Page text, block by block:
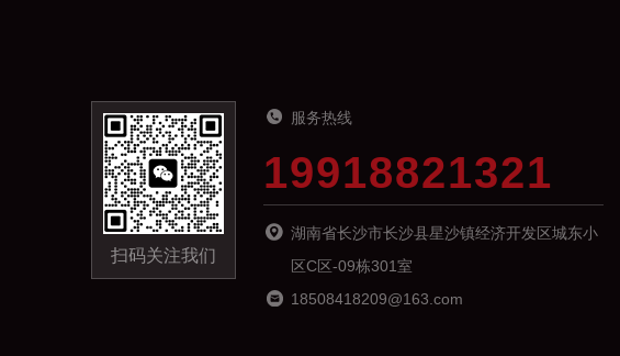
扫码关注我们
服务热线
19918821321
湖南省长沙市长沙县星沙镇经济开发区城东小
区C区-09栋301室
18508418209@163.com